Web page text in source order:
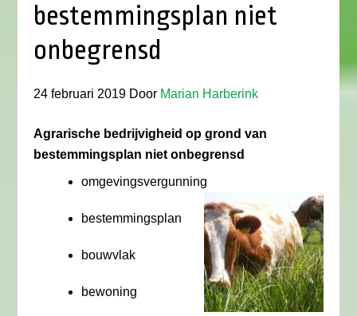
bestemmingsplan niet
onbegrensd
24 februari 2019 Door Marian Harberink
Agrarische bedrijvigheid op grond van
bestemmingsplan niet onbegrensd
omgevingsvergunning
bestemmingsplan
bouwvlak
bewoning